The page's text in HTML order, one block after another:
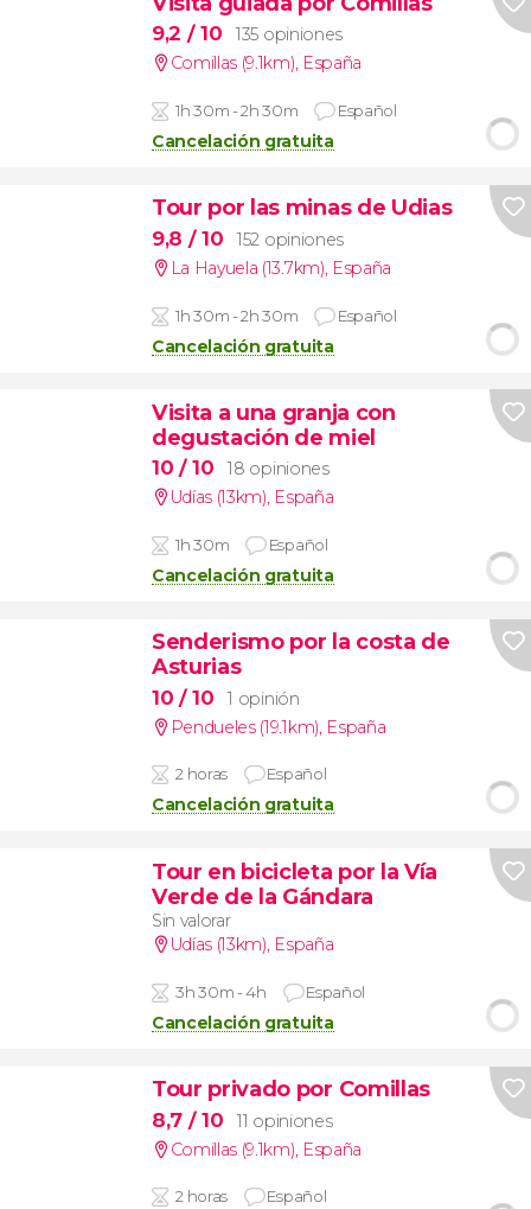
9,2 / 10
135 opiniones
Comillas (9.1km), España
1h 30m - 2h 30m Español
Cancelación gratuita
Tour por las minas de Udias
9,8 / 10
152 opiniones
La Hayuela (13.7km), España
1h 30m - 2h 30m Español
Cancelación gratuita
Visita a una granja con
degustación de miel
10 / 10
18 opiniones
Udías (13km), España
1h 30m Español
Cancelación gratuita
Senderismo por la costa de
Asturias
10 / 10
1 opinión
Pendueles (19.1km) España
2 horas Español
Cancelación gratuita
Tour en bicicleta por la Vía
Verde de la Gándara
Sin valorar
Udías (13km), España
3h 30m - 4h Español
Cancelación gratuita
Tour privado por Comillas
8,7 / 10
11 opiniones
Comillas (9.1km) España
2 horas Español